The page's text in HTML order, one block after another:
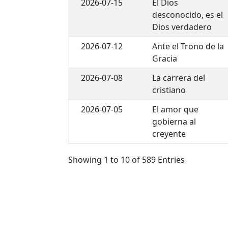
2026-07-15
El Dios
desconocido, es el
Dios verdadero
2026-07-12
Ante el Trono de la
Gracia
2026-07-08
La carrera del
cristiano
2026-07-05
El amor que
gobierna al
creyente
Showing 1 to 10 of 589 Entries